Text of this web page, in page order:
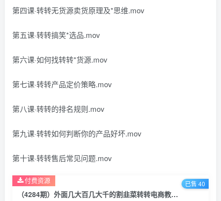
第四课·转转无货源卖货原理及*思维.mov
第五课·转转搞笑*选品.mov
第六课·如何找转转*货源.mov
第七课·转转产品定价策略.mov
第八课·转转的排名规则.mov
第九课·转转如何判断你的产品好坏.mov
第十课·转转售后常见问题.mov
（4284期）外面几大百几大千的割韭菜转转电商教程 转转蓝海无货源 多账号操作月入1w+
付费资源 已售 40